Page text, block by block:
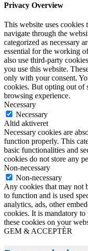
Privacy Overview
This website uses
navigate through the
categorized as necessary
essential for the working
also use third-party
you use this website.
only with your consent.
cookies. But opting out of
browsing experience.
Necessary
Necessary
Altid aktiveret
Necessary cookies are
function properly. This
basic functionalities and
cookies do not store any
Non-necessary
Non-necessary
Any cookies that may not
to function and is used
analytics, ads, other
cookies. It is mandatory
these cookies on your
GEM & ACCEPTÈR